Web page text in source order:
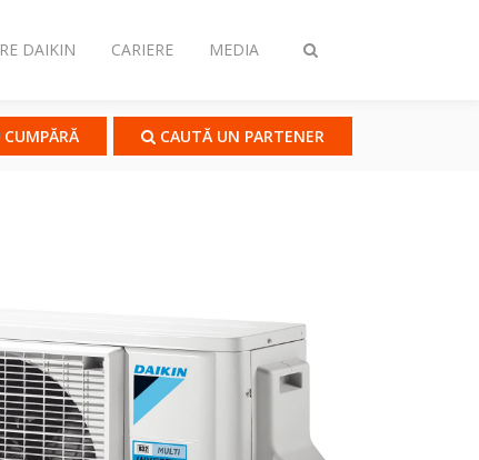
Comutare
DAIKIN CARIERE MEDIA
CUMPĂRĂ CAUTĂ UN PARTENER